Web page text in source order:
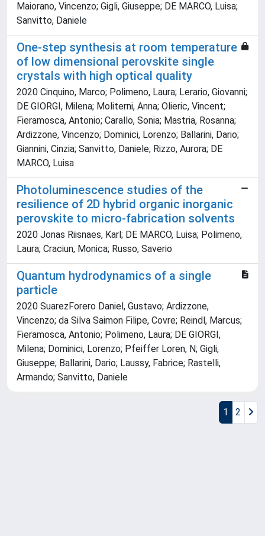
Maiorano, Vincenzo; Gigli, Giuseppe; DE MARCO, Luisa;
Sanvitto, Daniele
One-step synthesis at room temperature
of low dimensional perovskite single
crystals with high optical quality
2020 Cinquino, Marco; Polimeno, Laura; Lerario, Giovanni;
DE GIORGI, Milena; Moliterni, Anna; Olieric, Vincent;
Fieramosca, Antonio; Carallo, Sonia; Mastria, Rosanna;
Ardizzone, Vincenzo; Dominici, Lorenzo; Ballarini, Dario;
Giannini, Cinzia; Sanvitto, Daniele; Rizzo, Aurora; DE
MARCO, Luisa
Photoluminescence studies of the
resilience of 2D hybrid organic inorganic
perovskite to micro-fabrication solvents
2020 Jonas Riisnaes, Karl; DE MARCO, Luisa; Polimeno,
Laura; Craciun, Monica; Russo, Saverio
Quantum hydrodynamics of a single
particle
2020 SuarezForero Daniel, Gustavo; Ardizzone,
Vincenzo; da Silva Saimon Filipe, Covre; Reindl, Marcus;
Fieramosca, Antonio; Polimeno, Laura; DE GIORGI,
Milena; Dominici, Lorenzo; Pfeiffer Loren, N; Gigli,
Giuseppe; Ballarini, Dario; Laussy, Fabrice; Rastelli,
Armando; Sanvitto, Daniele
1 2